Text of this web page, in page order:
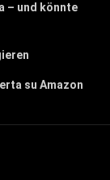
– und könnte
su Amazon